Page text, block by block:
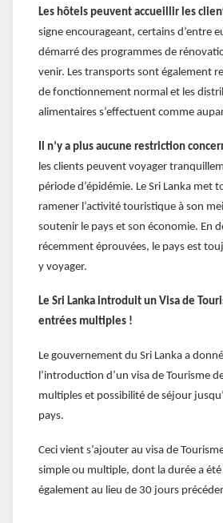
Les hôtels peuvent accueillir les
signe encourageant, certains d’entre
démarré des programmes de
venir. Les transports sont également
de fonctionnement normal et les
alimentaires s’effectuent comme
Il n’y a plus aucune restriction
les clients peuvent voyager
période d’épidémie. Le Sri Lanka met
ramener l’activité touristique à son
soutenir le pays et son économie. En
récemment éprouvées, le pays est
y voyager.
Le Sri Lanka introduit un Visa de
entrées multiples !
Le gouvernement du Sri Lanka a
l’introduction d’un visa de Tourisme
multiples et possibilité de séjour
pays.
Ceci vient s’ajouter au visa de
simple ou multiple, dont la durée a
également au lieu de 30 jours